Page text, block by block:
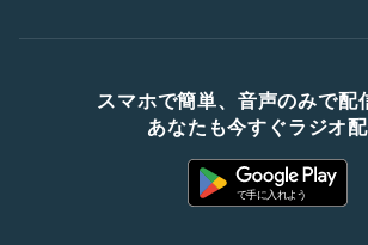
スマホで簡単、音声のみで配
あなたも今すぐラジオ